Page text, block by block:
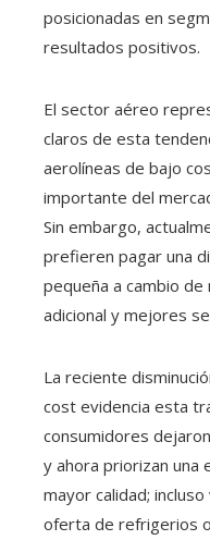
posicionadas en
resultados positivos.
El sector aéreo
claros de esta
aerolíneas de bajo
importante del
Sin embargo,
prefieren pagar una
pequeña a cambio
adicional y mejores
La reciente
cost evidencia esta
consumidores
y ahora priorizan una
mayor calidad;
oferta de refrigerios